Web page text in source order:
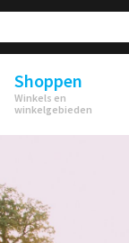
Shoppen
Winkels en
winkelgebieden